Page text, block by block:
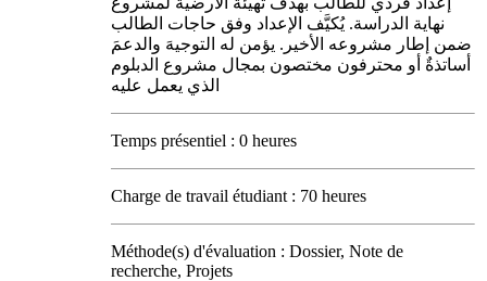
نهاية الدراسة. يُكيَّف الإعداد وفق حاجات الطالب
ضمن إطار مشروعه الأخير. يؤمن له التوجيهَ والدعمَ
أساتذةٌ أو محترفون مختصون بمجال مشروع الدبلوم
الذي يعمل عليه
Temps présentiel : 0 heures
Charge de travail étudiant : 70 heures
Méthode(s) d'évaluation : Dossier, Note de
recherche, Projets